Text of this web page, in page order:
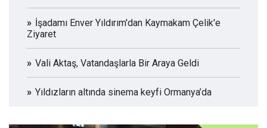
İşadamı Enver Yıldırım'dan Kaymakam Çelik'e
Ziyaret
Vali Aktaş, Vatandaşlarla Bir Araya Geldi
Yıldızların altında sinema keyfi Ormanya’da